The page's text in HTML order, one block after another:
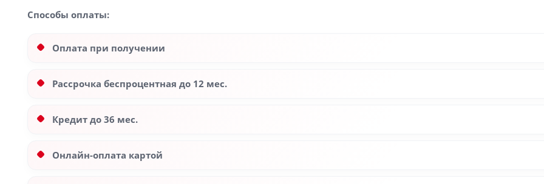
Способы оплаты:
Оплата при получении
Рассрочка беспроцентная до 12 мес.
Кредит до 36 мес.
Онлайн-оплата картой